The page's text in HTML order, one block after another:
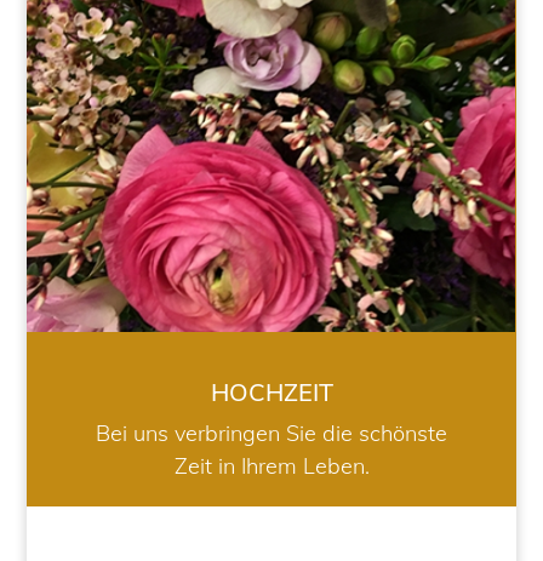
HOCHZEIT
HOCHZEIT
Bei uns verbringen Sie die schönste
Zeit in Ihrem Leben.